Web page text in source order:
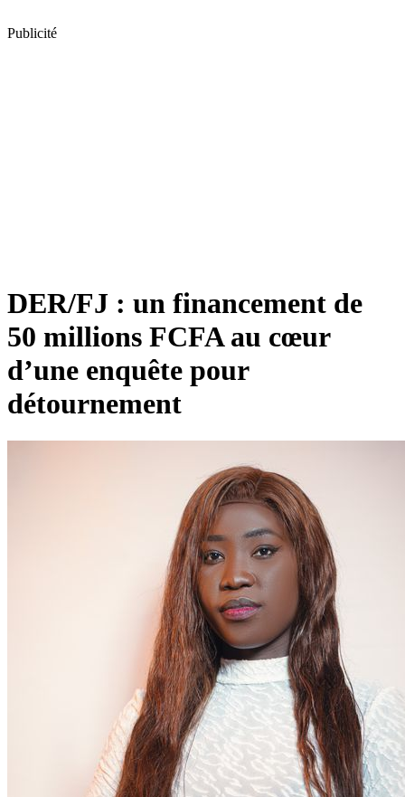
Publicité
DER/FJ : un financement de
50 millions FCFA au cœur
d’une enquête pour
détournement